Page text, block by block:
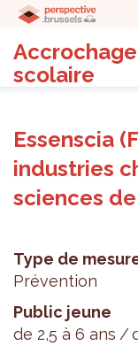
Accrochage
scolaire
Essenscia
industries
sciences
Type de
Prévention
Public jeune
de 2,5 à 6 ans